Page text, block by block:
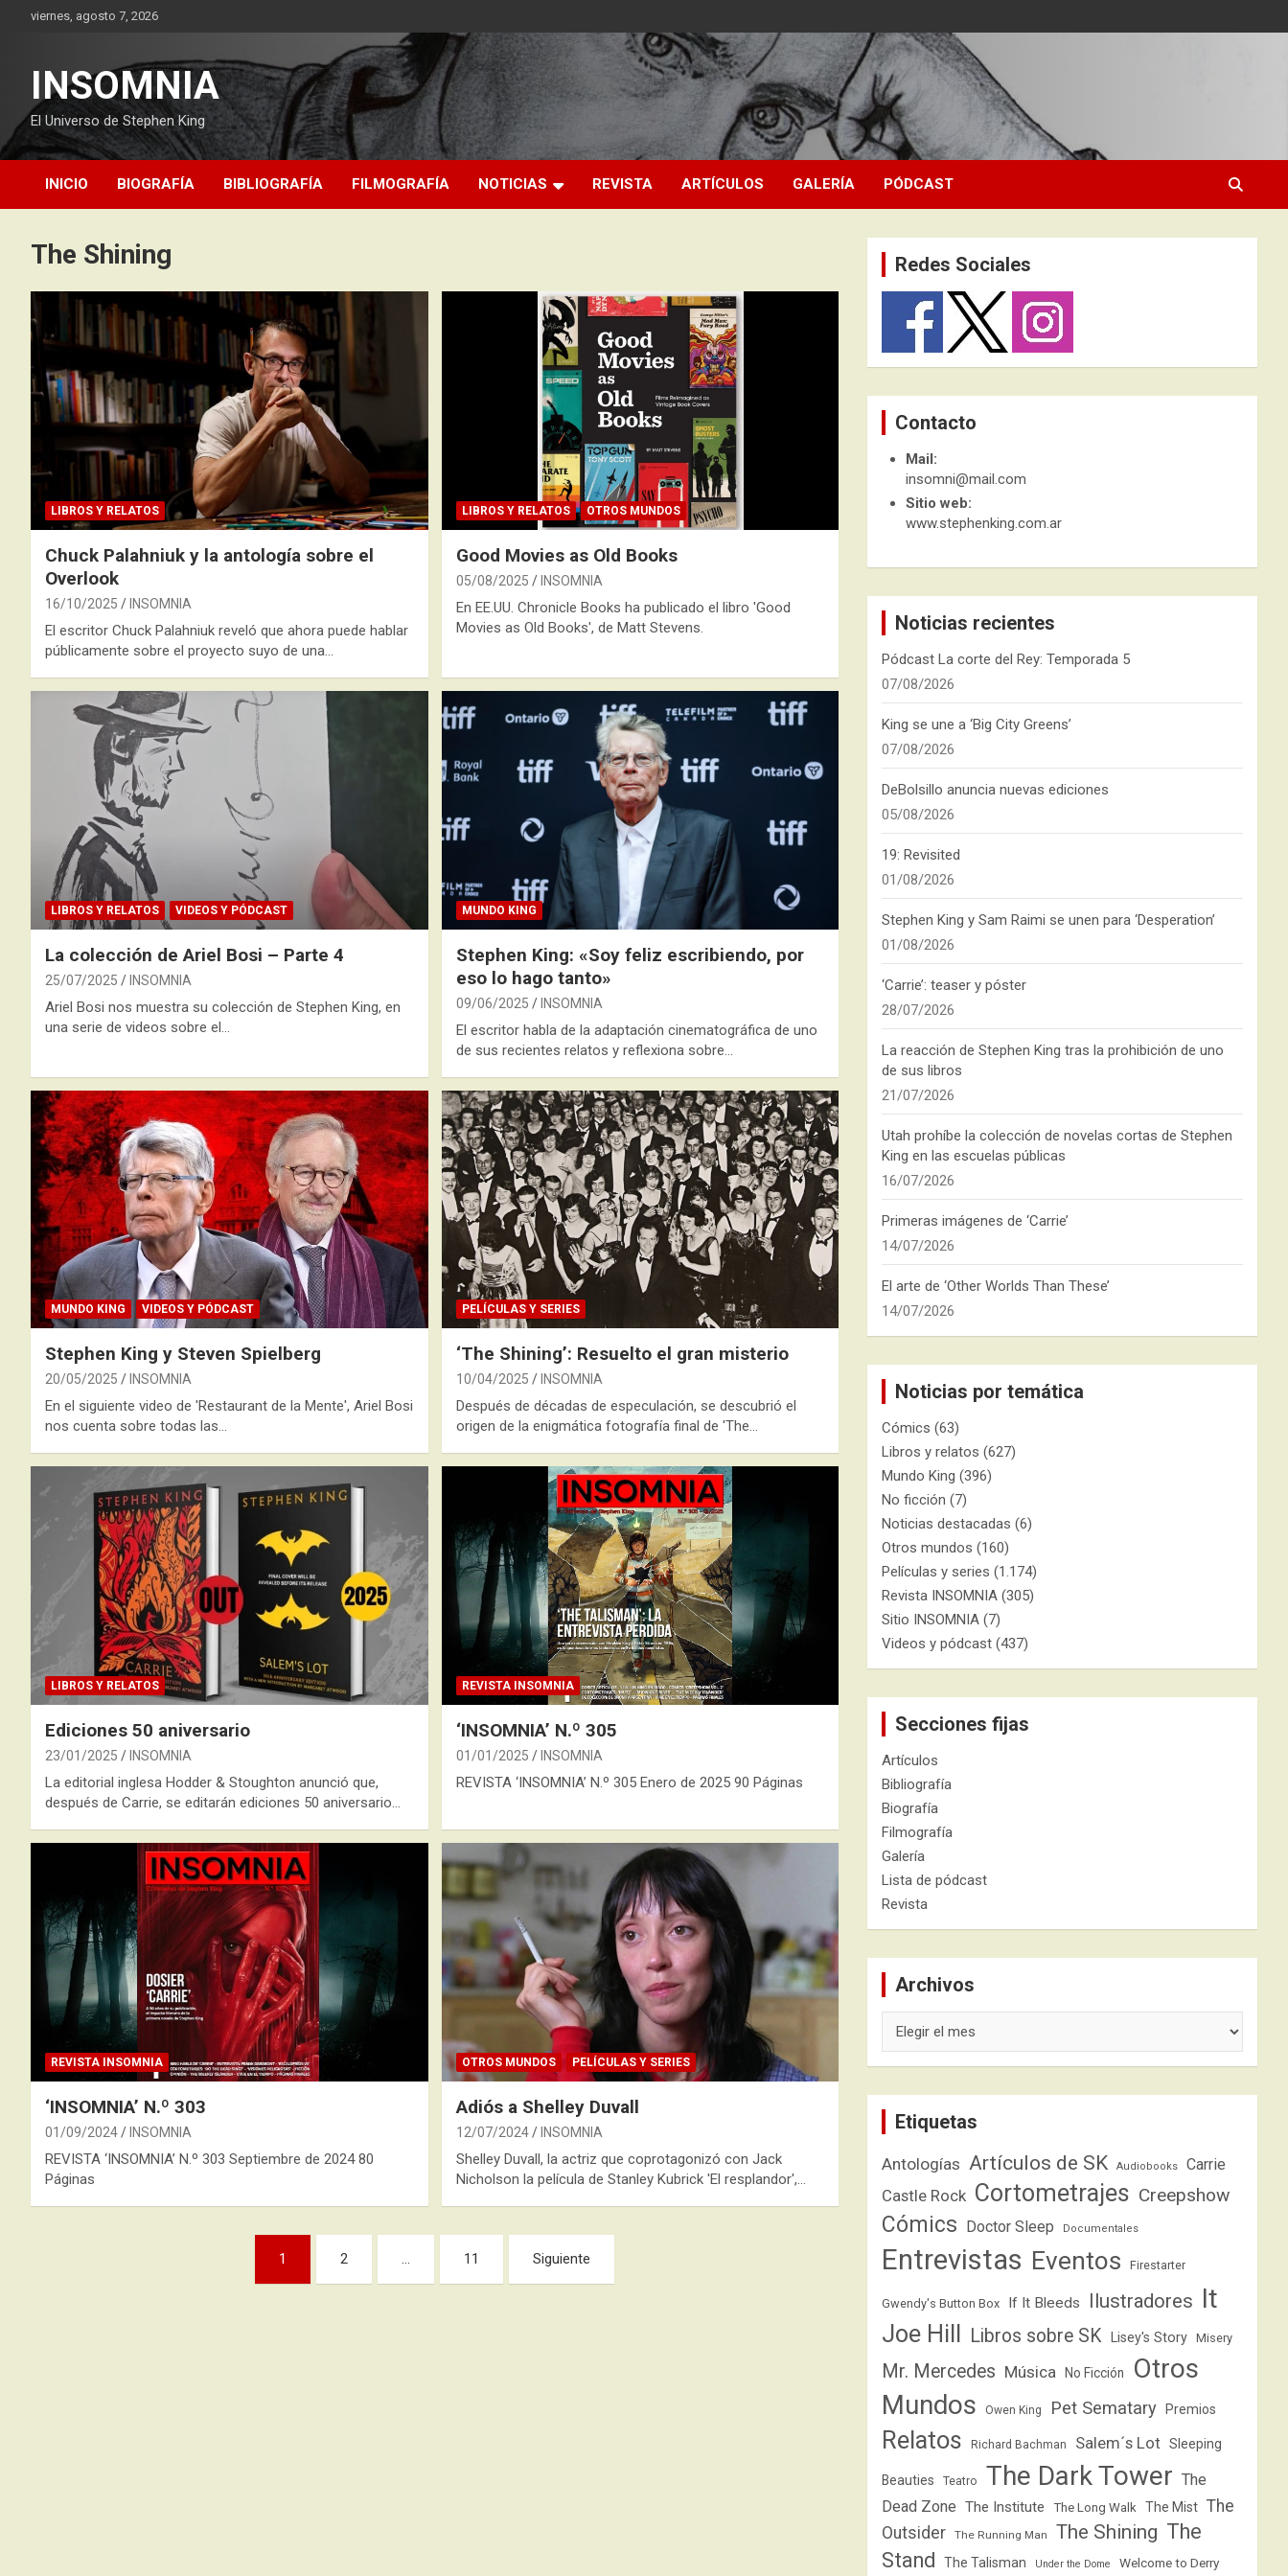
viernes, agosto 7, 2026
INSOMNIA
El Universo de Stephen King
INICIO BIOGRAFÍA BIBLIOGRAFÍA FILMOGRAFÍA NOTICIAS REVISTA ARTÍCULOS GALERÍA PÓDCAST
The Shining
LIBROS Y RELATOS
Chuck Palahniuk y la antología sobre el
Overlook
16/10/2025 INSOMNIA
El escritor Chuck Palahniuk reveló que ahora puede hablar
públicamente sobre el proyecto suyo de una…
LIBROS Y RELATOS OTROS MUNDOS
Good Movies as Old Books
05/08/2025 INSOMNIA
En EE.UU. Chronicle Books ha publicado el libro 'Good
Movies as Old Books', de Matt Stevens.
LIBROS Y RELATOS VIDEOS Y PÓDCAST
La colección de Ariel Bosi – Parte 4
25/07/2025 INSOMNIA
Ariel Bosi nos muestra su colección de Stephen King, en
una serie de videos sobre el…
MUNDO KING
Stephen King: «Soy feliz escribiendo, por
eso lo hago tanto»
09/06/2025 INSOMNIA
El escritor habla de la adaptación cinematográfica de uno
de sus recientes relatos y reflexiona sobre…
MUNDO KING VIDEOS Y PÓDCAST
Stephen King y Steven Spielberg
20/05/2025 INSOMNIA
En el siguiente video de 'Restaurant de la Mente', Ariel Bosi
nos cuenta sobre todas las…
PELÍCULAS Y SERIES
‘The Shining’: Resuelto el gran misterio
10/04/2025 INSOMNIA
Después de décadas de especulación, se descubrió el
origen de la enigmática fotografía final de 'The…
LIBROS Y RELATOS
Ediciones 50 aniversario
23/01/2025 INSOMNIA
La editorial inglesa Hodder & Stoughton anunció que,
después de Carrie, se editarán ediciones 50 aniversario…
REVISTA INSOMNIA
‘INSOMNIA’ N.º 305
01/01/2025 INSOMNIA
REVISTA ‘INSOMNIA’ N.º 305 Enero de 2025 90 Páginas
REVISTA INSOMNIA
‘INSOMNIA’ N.º 303
01/09/2024 INSOMNIA
REVISTA ‘INSOMNIA’ N.º 303 Septiembre de 2024 80
Páginas
OTROS MUNDOS PELÍCULAS Y SERIES
Adiós a Shelley Duvall
12/07/2024 INSOMNIA
Shelley Duvall, la actriz que coprotagonizó con Jack
Nicholson la película de Stanley Kubrick 'El resplandor',…
1 2 … 11 Siguiente
Redes Sociales
Contacto
Mail:
insomni@mail.com
Sitio web:
www.stephenking.com.ar
Noticias recientes
Pódcast La corte del Rey: Temporada 5
07/08/2026
King se une a ‘Big City Greens’
07/08/2026
DeBolsillo anuncia nuevas ediciones
05/08/2026
19: Revisited
01/08/2026
Stephen King y Sam Raimi se unen para ‘Desperation’
01/08/2026
‘Carrie’: teaser y póster
28/07/2026
La reacción de Stephen King tras la prohibición de uno
de sus libros
21/07/2026
Utah prohíbe la colección de novelas cortas de Stephen
King en las escuelas públicas
16/07/2026
Primeras imágenes de ‘Carrie’
14/07/2026
El arte de ‘Other Worlds Than These’
14/07/2026
Noticias por temática
Cómics (63)
Libros y relatos (627)
Mundo King (396)
No ficción (7)
Noticias destacadas (6)
Otros mundos (160)
Películas y series (1.174)
Revista INSOMNIA (305)
Sitio INSOMNIA (7)
Videos y pódcast (437)
Secciones fijas
Artículos
Bibliografía
Biografía
Filmografía
Galería
Lista de pódcast
Revista
Archivos
Etiquetas
Antologías Artículos de SK Audiobooks Carrie
Castle Rock Cortometrajes Creepshow
Cómics Doctor Sleep Documentales
Entrevistas Eventos Firestarter
Gwendy's Button Box If It Bleeds Ilustradores It
Joe Hill Libros sobre SK Lisey's Story Misery
Mr. Mercedes Música No Ficción
Otros
Mundos
Owen King Pet Sematary Premios
Relatos Richard Bachman Salem´s Lot Sleeping
Beauties Teatro The Dark Tower The
Dead Zone The Institute The Long Walk The Mist The
Outsider
The Running Man The Shining The
Stand
The Talisman Under the Dome Welcome to Derry